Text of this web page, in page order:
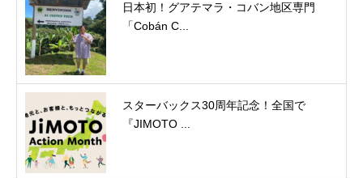
日本初！グアテマラ・コバン地区専門
「Cobán C...
スターバックス30周年記念！全国で
『JIMOTO ...